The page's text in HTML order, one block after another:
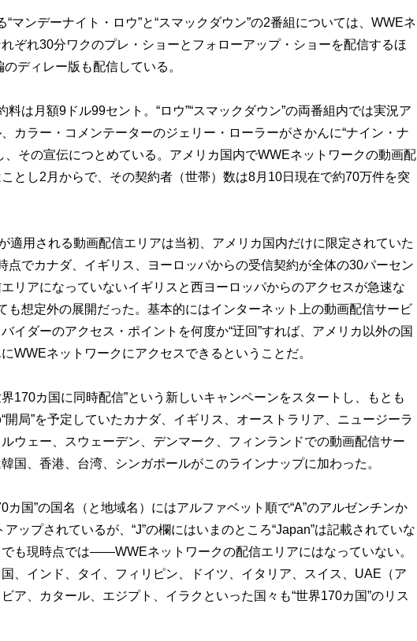
マンデーナイト・ロウ”と“スマックダウン”の2番組については、WWEネ
ぞれ30分ワクのプレ・ショーとフォローアップ・ショーを配信するほ
のディレー版も配信している。
は月額9ドル99セント。“ロウ”“スマックダウン”の両番組内では実況ア
カラー・コメンテーターのジェリー・ローラーがさかんに“ナイン・ナ
、その宣伝につとめている。アメリカ国内でWWEネットワークの動画配
とし2月からで、その契約者（世帯）数は8月10日現在で約70万件を突
用される動画配信エリアは当初、アメリカ国内だけに限定されていた
点でカナダ、イギリス、ヨーロッパからの受信契約が全体の30パーセン
リアになっていないイギリスと西ヨーロッパからのアクセスが急速な
も想定外の展開だった。基本的にはインターネット上の動画配信サービ
イダーのアクセス・ポイントを何度か“迂回”すれば、アメリカ以外の国
WWEネットワークにアクセスできるということだ。
170カ国に同時配信”という新しいキャンペーンをスタートし、もとも
開局”を予定していたカナダ、イギリス、オーストラリア、ニュージーラ
ウェー、スウェーデン、デンマーク、フィンランドでの動画配信サー
国、香港、台湾、シンガポールがこのラインナップに加わった。
国”の国名（と地域名）にはアルファベット順で“A”のアルゼンチンか
アップされているが、“J”の欄にはいまのところ“Japan”は記載されていな
も現時点では――WWEネットワークの配信エリアにはなっていない。
、インド、タイ、フィリピン、ドイツ、イタリア、スイス、UAE（ア
ア、カタール、エジプト、イラクといった国々も“世界170カ国”のリス